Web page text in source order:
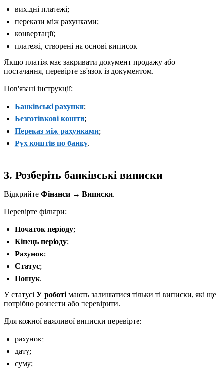
вихідні платежі;
перекази між рахунками;
конвертації;
платежі, створені на основі виписок.
Якщо платіж має закривати документ продажу або
постачання, перевірте зв'язок із документом.
Пов'язані інструкції:
Банківські рахунки;
Безготівкові кошти;
Переказ між рахунками;
Рух коштів по банку.
3. Розберіть банківські виписки
Відкрийте Фінанси → Виписки.
Перевірте фільтри:
Початок періоду;
Кінець періоду;
Рахунок;
Статус;
Пошук.
У статусі У роботі мають залишатися тільки ті виписки, які ще
потрібно рознести або перевірити.
Для кожної важливої виписки перевірте:
рахунок;
дату;
суму;